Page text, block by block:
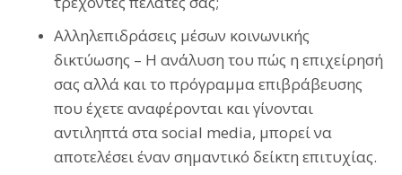
Αλληλεπιδράσεις μέσων κοινωνικής
δικτύωσης – Η ανάλυση του πώς η επιχείρησή
σας αλλά και το πρόγραμμα επιβράβευσης
που έχετε αναφέρονται και γίνονται
αντιληπτά στα social media, μπορεί να
αποτελέσει έναν σημαντικό δείκτη επιτυχίας.